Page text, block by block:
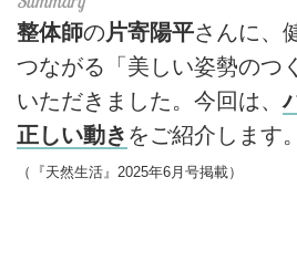
整体師の片寄陽平さんに、
つながる「美しい姿勢のつ
いただきました。今回は、
正しい動き をご紹介します。
（『天然生活』2025年6月号掲載）